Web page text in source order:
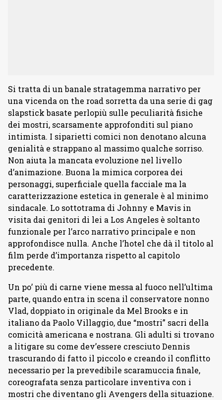
Si tratta di un banale stratagemma narrativo per
una vicenda on the road sorretta da una serie di gag
slapstick basate perlopiù sulle peculiarità fisiche
dei mostri, scarsamente approfonditi sul piano
intimista. I siparietti comici non denotano alcuna
genialità e strappano al massimo qualche sorriso.
Non aiuta la mancata evoluzione nel livello
d’animazione. Buona la mimica corporea dei
personaggi, superficiale quella facciale ma la
caratterizzazione estetica in generale è al minimo
sindacale. Lo sottotrama di Johnny e Mavis in
visita dai genitori di lei a Los Angeles è soltanto
funzionale per l’arco narrativo principale e non
approfondisce nulla. Anche l’hotel che dà il titolo al
film perde d’importanza rispetto al capitolo
precedente.
Un po’ più di carne viene messa al fuoco nell’ultima
parte, quando entra in scena il conservatore nonno
Vlad, doppiato in originale da Mel Brooks e in
italiano da Paolo Villaggio, due “mostri” sacri della
comicità americana e nostrana. Gli adulti si trovano
a litigare su come dev’essere cresciuto Dennis
trascurando di fatto il piccolo e creando il conflitto
necessario per la prevedibile scaramuccia finale,
coreografata senza particolare inventiva con i
mostri che diventano gli Avengers della situazione.